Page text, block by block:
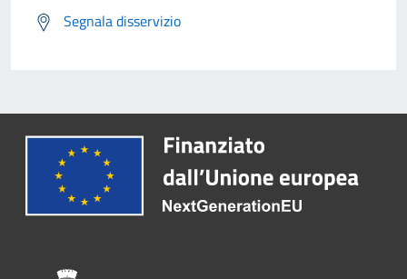
Segnala disservizio